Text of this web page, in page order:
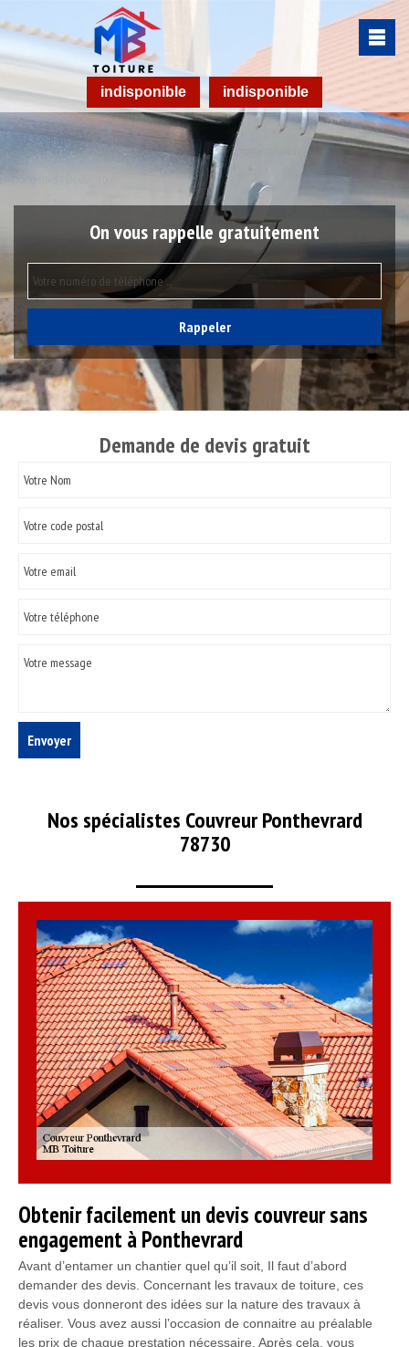
indisponible indisponible
On vous rappelle gratuitement
Demande de devis gratuit
Nos spécialistes Couvreur Ponthevrard
78730
Obtenir facilement un devis couvreur sans
engagement à Ponthevrard
Avant d’entamer un chantier quel qu’il soit, Il faut d’abord
demander des devis. Concernant les travaux de toiture, ces
devis vous donneront des idées sur la nature des travaux à
réaliser. Vous avez aussi l’occasion de connaitre au préalable
les prix de chaque prestation nécessaire. Après cela, vous